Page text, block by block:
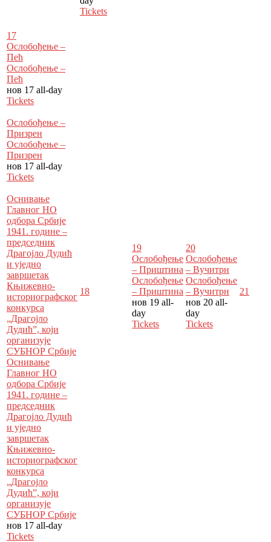
Tickets
17
Ослобођење –
Пећ
Ослобођење –
Пећ
нов 17 all-day
Tickets
Ослобођење –
Призрен
Ослобођење –
Призрен
нов 17 all-day
Tickets
Оснивање
Главног НО
одбора Србије
1941. године –
пред­седник
Драгојло Дудић
и уједно
завршетак
Књижевно-
историографског
конкурса
„Драгојло
Дудић”, који
организује
СУБНОР Србије
Оснивање
Главног НО
одбора Србије
1941. године –
пред­седник
Драгојло Дудић
и уједно
завршетак
Књижевно-
историографског
конкурса
„Драгојло
Дудић”, који
организује
СУБНОР Србије
нов 17 all-day
Tickets
18
19
Ослобођење
– Приштина
Ослобођење
– Приштина
нов 19 all-
day
Tickets
20
Ослобођење
– Вучитрн
Ослобођење
– Вучитрн
нов 20 all-
day
Tickets
21